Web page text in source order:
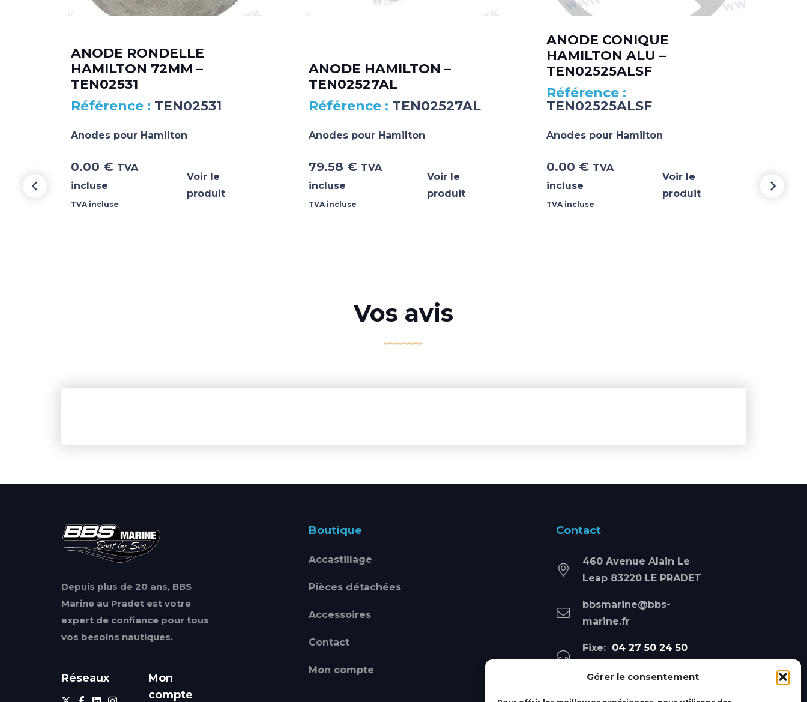
Gérer le consentement
ANODE RONDELLE
HAMILTON 72MM –
TEN02531
TEN02531
Anodes pour Hamilton
0.00 € TVA
incluse
TVA incluse
Voir le
produit
ANODE HAMILTON –
TEN02527AL
TEN02527AL
Anodes pour Hamilton
79.58 € TVA
incluse
TVA incluse
Voir le
produit
ANODE CONIQUE
HAMILTON ALU –
TEN02525ALSF
TEN02525ALSF
Anodes pour Hamilton
0.00 € TVA
incluse
TVA incluse
Voir le
produit
Vos avis
Depuis plus de 20 ans, BBS
Marine au Pradet est votre
expert de confiance pour tous
vos besoins nautiques.
Réseaux
Mon
compte
Boutique
Accastillage
Pièces détachées
Accessoires
Contact
Mon compte
Contact
460 Avenue Alain Le
Leap 83220 LE PRADET
bbsmarine@bbs-
marine.fr
Fixe: 04 27 50 24 50